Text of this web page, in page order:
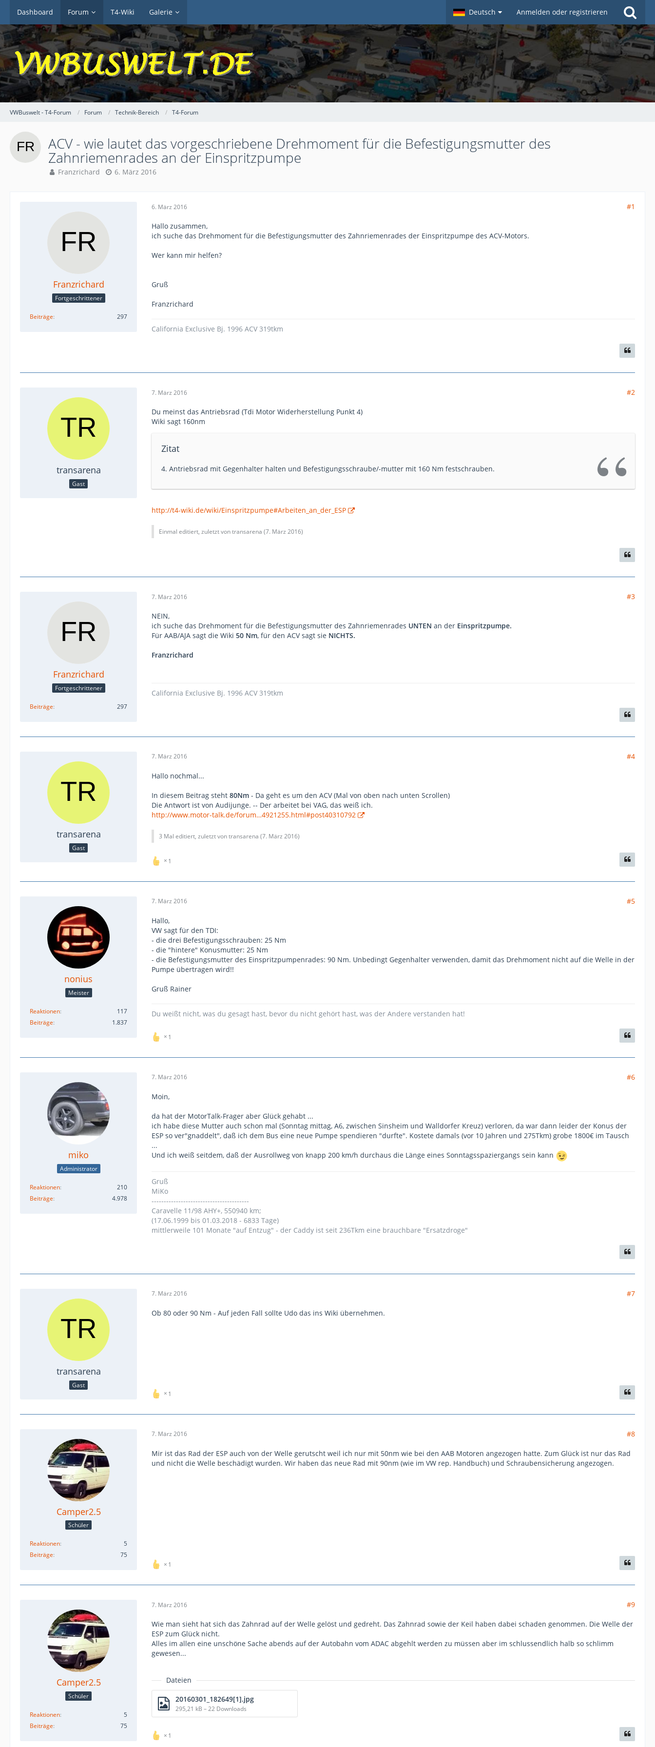
Dashboard Forum T4-Wiki Galerie Deutsch Anmelden oder registrieren
VWBuswelt - T4-Forum Forum Technik-Bereich T4-Forum
ACV - wie lautet das vorgeschriebene Drehmoment für die Befestigungsmutter des
Zahnriemenrades an der Einspritzpumpe
Franzrichard 6. März 2016
Franzrichard
Fortgeschrittener
Beiträge 297
6. März 2016 #1
Hallo zusammen,
ich suche das Drehmoment für die Befestigungsmutter des Zahnriemenrades der Einspritzpumpe des ACV-Motors.
Wer kann mir helfen?
Gruß
Franzrichard
California Exclusive Bj. 1996 ACV 319tkm
transarena
Gast
7. März 2016 #2
Du meinst das Antriebsrad (Tdi Motor Widerherstellung Punkt 4)
Wiki sagt 160nm
Zitat
4. Antriebsrad mit Gegenhalter halten und Befestigungsschraube/-mutter mit 160 Nm festschrauben.
http://t4-wiki.de/wiki/Einspritzpumpe#Arbeiten_an_der_ESP
Einmal editiert, zuletzt von transarena (7. März 2016)
Franzrichard
Fortgeschrittener
Beiträge 297
7. März 2016 #3
NEIN,
ich suche das Drehmoment für die Befestigungsmutter des Zahnriemenrades UNTEN an der Einspritzpumpe.
Für AAB/AJA sagt die Wiki 50 Nm, für den ACV sagt sie NICHTS.
Franzrichard
California Exclusive Bj. 1996 ACV 319tkm
transarena
Gast
7. März 2016 #4
Hallo nochmal...
In diesem Beitrag steht 80Nm - Da geht es um den ACV (Mal von oben nach unten Scrollen)
Die Antwort ist von Audijunge. -- Der arbeitet bei VAG, das weiß ich.
http://www.motor-talk.de/forum…4921255.html#post40310792
3 Mal editiert, zuletzt von transarena (7. März 2016)
1
nonius
Meister
Reaktionen
117
Beiträge
1.837
7. März 2016 #5
Hallo,
VW sagt für den TDI:
- die drei Befestigungsschrauben: 25 Nm
- die "hintere" Konusmutter: 25 Nm
- die Befestigungsmutter des Einspritzpumpenrades: 90 Nm. Unbedingt Gegenhalter verwenden, damit das Drehmoment nicht auf die Welle in der
Pumpe übertragen wird!!
Gruß Rainer
Du weißt nicht, was du gesagt hast, bevor du nicht gehört hast, was der Andere verstanden hat!
1
miko
Administrator
Reaktionen
210
Beiträge
4.978
7. März 2016 #6
Moin,
da hat der MotorTalk-Frager aber Glück gehabt ...
ich habe diese Mutter auch schon mal (Sonntag mittag, A6, zwischen Sinsheim und Walldorfer Kreuz) verloren, da war dann leider der Konus der
ESP so ver"gnaddelt", daß ich dem Bus eine neue Pumpe spendieren "durfte". Kostete damals (vor 10 Jahren und 275Tkm) grobe 1800€ im Tausch
...
Und ich weiß seitdem, daß der Ausrollweg von knapp 200 km/h durchaus die Länge eines Sonntagsspaziergangs sein kann
Gruß
MiKo
----------------------------------------
Caravelle 11/98 AHY+, 550940 km;
(17.06.1999 bis 01.03.2018 - 6833 Tage)
mittlerweile 101 Monate "auf Entzug" - der Caddy ist seit 236Tkm eine brauchbare "Ersatzdroge"
transarena
Gast
7. März 2016 #7
Ob 80 oder 90 Nm - Auf jeden Fall sollte Udo das ins Wiki übernehmen.
1
Camper2.5
Schüler
Reaktionen
5
Beiträge
75
7. März 2016 #8
Mir ist das Rad der ESP auch von der Welle gerutscht weil ich nur mit 50nm wie bei den AAB Motoren angezogen hatte. Zum Glück ist nur das Rad
und nicht die Welle beschädigt wurden. Wir haben das neue Rad mit 90nm (wie im VW rep. Handbuch) und Schraubensicherung angezogen.
1
Camper2.5
Schüler
Reaktionen
5
Beiträge
75
7. März 2016 #9
Wie man sieht hat sich das Zahnrad auf der Welle gelöst und gedreht. Das Zahnrad sowie der Keil haben dabei schaden genommen. Die Welle der
ESP zum Glück nicht.
Alles im allen eine unschöne Sache abends auf der Autobahn vom ADAC abgehlt werden zu müssen aber im schlussendlich halb so schlimm
gewesen...
Dateien
20160301_182649[1].jpg
295,21 kB – 22 Downloads
1